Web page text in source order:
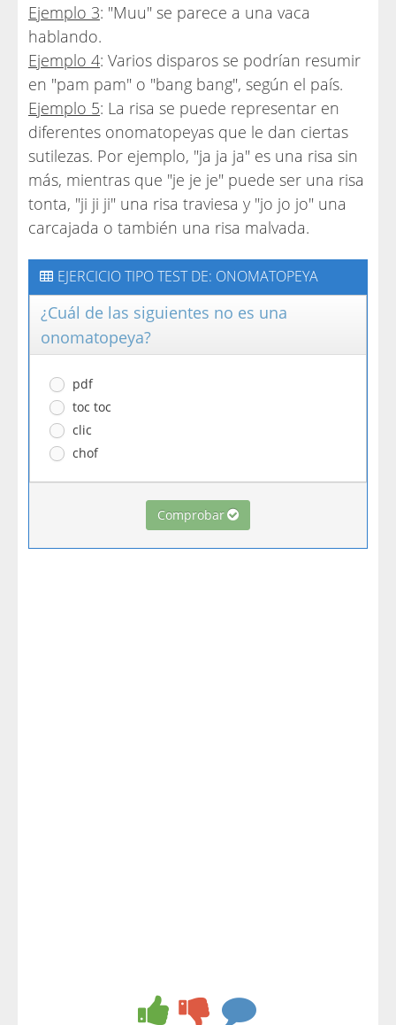
Ejemplo 3: "Muu" se parece a una vaca
hablando.
Ejemplo 4: Varios disparos se podrían resumir
en "pam pam" o "bang bang", según el país.
Ejemplo 5: La risa se puede representar en
diferentes onomatopeyas que le dan ciertas
sutilezas. Por ejemplo, "ja ja ja" es una risa sin
más, mientras que "je je je" puede ser una risa
tonta, "ji ji ji" una risa traviesa y "jo jo jo" una
carcajada o también una risa malvada.
EJERCICIO TIPO TEST DE: ONOMATOPEYA
¿Cuál de las siguientes no es una
onomatopeya?
pdf
toc toc
clic
chof
Comprobar